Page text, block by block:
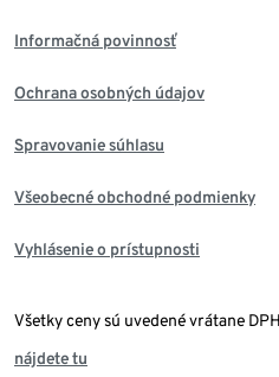
Informačná povinnosť
Ochrana osobných údajov
Spravovanie súhlasu
Všeobecné obchodné podmienky
Vyhlásenie o prístupnosti
Všetky ceny sú uvedené vrátane
nájdete tu